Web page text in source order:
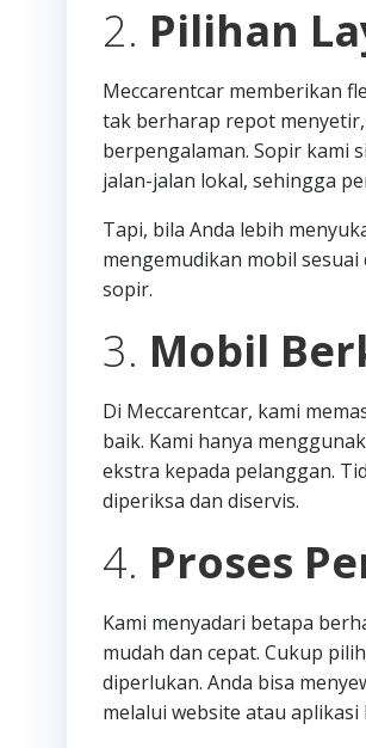
2. Pilihan
Meccarentcar memberikan
tak berharap repot
berpengalaman. Sopir kami
jalan-jalan lokal, sehingga
Tapi, bila Anda lebih
mengemudikan mobil
sopir.
3. Mobil
Di Meccarentcar, kami
baik. Kami hanya
ekstra kepada pelanggan.
diperiksa dan diservis.
4. Proses
Kami menyadari betapa
mudah dan cepat. Cukup
diperlukan. Anda bisa
melalui website atau aplikasi